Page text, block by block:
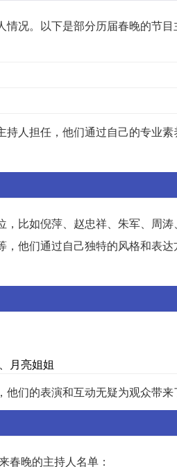
况。以下是部分历届春晚的节目
人担任，他们通过自己的专业
比如倪萍、赵忠祥、朱军、周
他们通过自己独特的风格和表
月亮姐姐
们的表演和互动无疑为观众带来
春晚的主持人名单：